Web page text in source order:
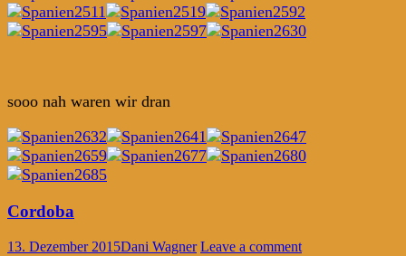
sooo nah waren wir dran
Cordoba
13. Dezember 2015Dani Wagner Leave a comment